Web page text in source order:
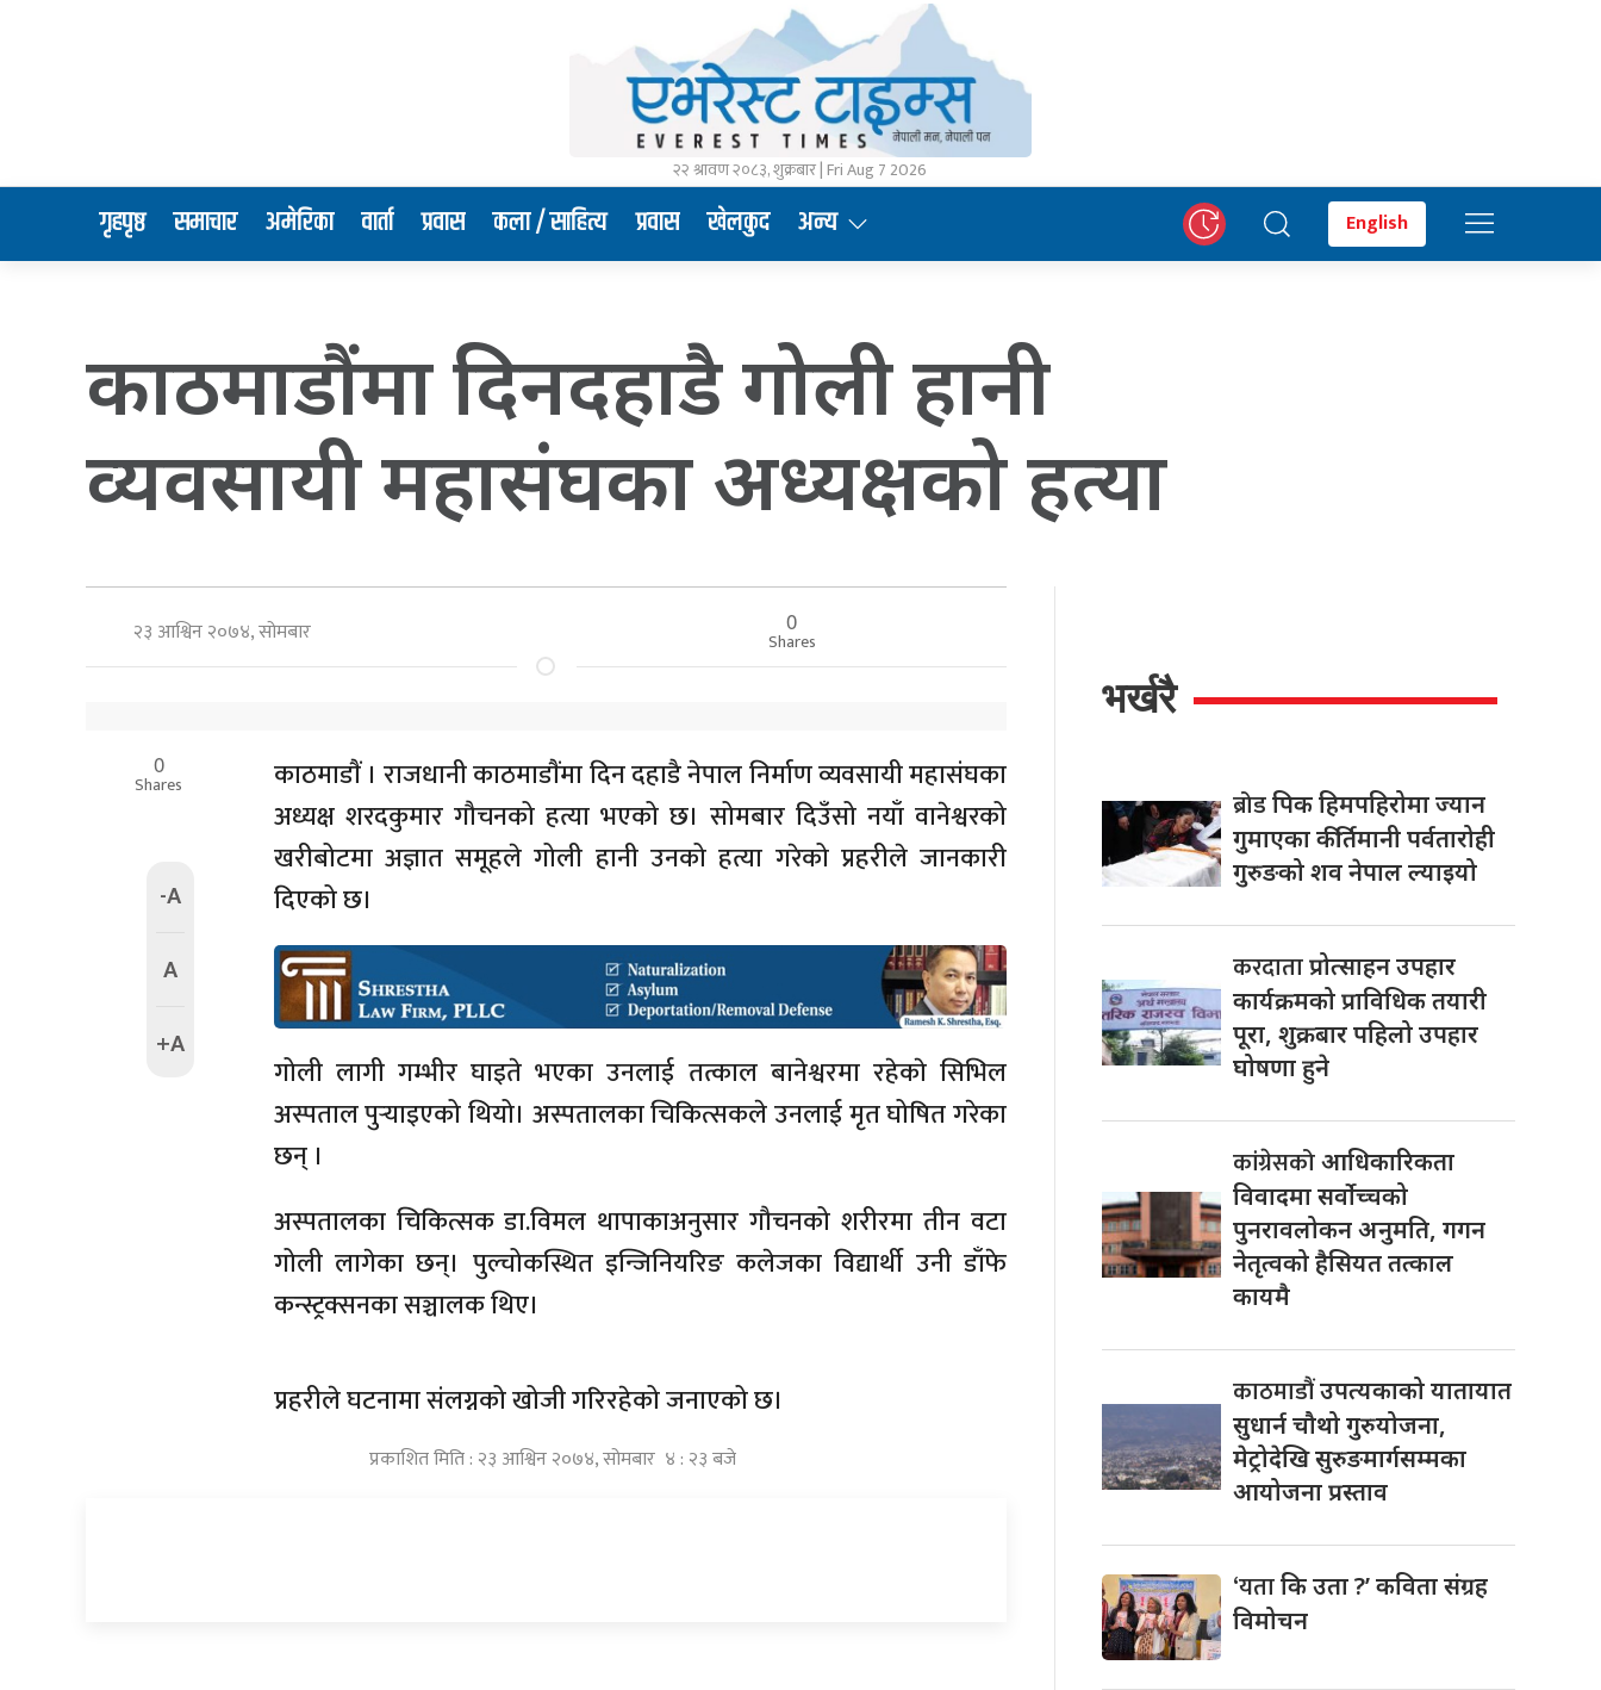
२२ श्रावण २०८३, शुक्रबार | Fri Aug 7 2026
गृहपृष्ठ समाचार अमेरिका वार्ता प्रवास कला / साहित्य प्रवास खेलकुद अन्य English
काठमाडाैंमा दिनदहाडै गोली हानी
व्यवसायी महासंघका अध्यक्षको हत्या
२३ आश्विन २०७४, सोमबार 0
Shares
0
Shares
-A
A
+A
काठमाडाैं । राजधानी काठमाडाैंमा दिन दहाडै नेपाल निर्माण व्यवसायी महासंघका
अध्यक्ष शरदकुमार गौचनको हत्या भएको छ। सोमबार दिउँसो नयाँ वानेश्वरको
खरीबोटमा अज्ञात समूहले गोली हानी उनको हत्या गरेको प्रहरीले जानकारी
दिएको छ।
गोली लागी गम्भीर घाइते भएका उनलाई तत्काल बानेश्वरमा रहेकाे सिभिल
अस्पताल पुर्‍याइएको थियो। अस्पतालका चिकित्सकले उनलाई मृत घोषित गरेका
छन् ।
अस्पतालका चिकित्सक डा.विमल थापाकाअनुसार गौचनको शरीरमा तीन वटा
गोली लागेका छन्। पुल्चोकस्थित इन्जिनियरिङ कलेजका विद्यार्थी उनी डाँफे
कन्स्ट्रक्सनका सञ्चालक थिए।
प्रहरीले घटनामा संलग्नको खोजी गरिरहेको जनाएको छ।
प्रकाशित मिति : २३ आश्विन २०७४, सोमबार ४ : २३ बजे
भर्खरै
ब्रोडपिक हिमपहिरोमा ज्यान
गुमाएका कीर्तिमानी पर्वतारोही
गुरुङको शव नेपाल ल्याइयो
करदाताप्रोत्साहन उपहार
कार्यक्रमको प्राविधिक तयारी
पूरा, शुक्रबार पहिलो उपहार
घोषणा हुने
कांग्रेसकोआधिकारिकता
विवादमा सर्वोच्चको
पुनरावलोकन अनुमति, गगन
नेतृत्वको हैसियत तत्काल
कायमै
काठमाडौंउपत्यकाको यातायात
सुधार्न चौथो गुरुयोजना,
मेट्रोदेखि सुरुङमार्गसम्मका
आयोजना प्रस्ताव
‘यताकि उता ?’ कविता संग्रह
विमोचन